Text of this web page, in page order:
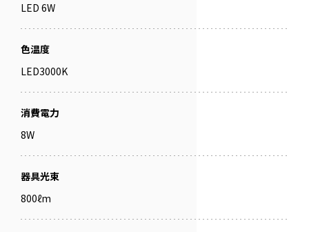
LED 6W
色温度
LED3000K
消費電力
8W
器具光束
800ℓm